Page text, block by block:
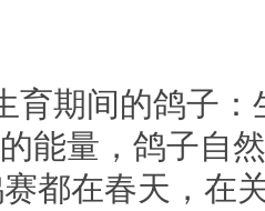
期间的鸽子：
能量，鸽子自
在春天，在关